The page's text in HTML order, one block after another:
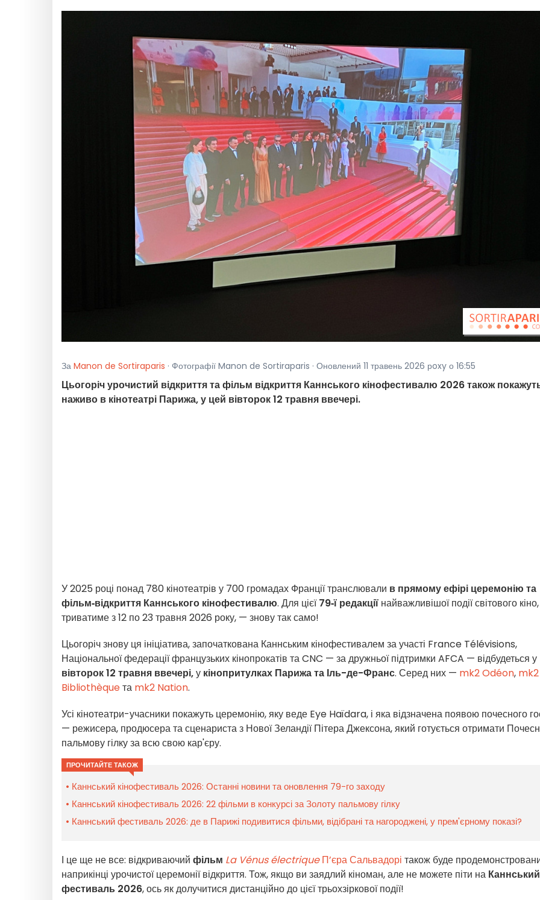
За Manon de Sortiraparis · Фотографії Manon de Sortiraparis · Оновлений 11 травень 2026 рoxy о 16:55
Цьогоріч урочистий відкриття та фільм відкриття Каннського кінофестивалю 2026 також
наживо в кінотеатрі Парижа, у цей вівторок 12 травня ввечері.
У 2025 році понад 780 кінотеатрів у 700 громадах Франції транслювали в прямому ефірі церемонію та
фільм‑відкриття Каннського кінофестивалю. Для цієї79‑ї редакції найважливішої події світового
триватиме з 12 по 23 травня 2026 року, — знову так само!
Цьогоріч знову ця ініціатива, започаткована Каннським кінофестивалем за участі France Télévisions,
Національної федерації французьких кінопрокатів та CNC — за дружньої підтримки AFCA — відбудеться у
вівторок 12 травня ввечері,у кінопритулках Парижа та Іль-де-Франс. Серед них — mk2 Odéon, mk2
Bibliothèqueта mk2 Nation.
Усі кінотеатри-учасники покажуть церемонію, яку веде Eye Haïdara, і яка відзначена появою почесного
— режисера, продюсера та сценариста з Нової Зеландії Пітера Джексона, який готується отримати
пальмову гілку за всю свою кар'єру.
ПРОЧИТАЙТЕ ТАКОЖ
Каннський кінофестиваль 2026: Останні новини та оновлення 79-го заходу
Каннський кінофестиваль 2026: 22 фільми в конкурсі за Золоту пальмову гілку
Каннський фестиваль 2026: де в Парижі подивитися фільми, відібрані та нагороджені, у прем'єрному показі?
І це ще не все: відкриваючий фільм La Vénus électriqueП’єра Сальвадорі також буде
наприкінці урочистої церемонії відкриття. Тож, якщо ви заядлий кіноман, але не можете піти на Каннський
фестиваль 2026, ось як долучитися дистанційно до цієї трьохзіркової події!